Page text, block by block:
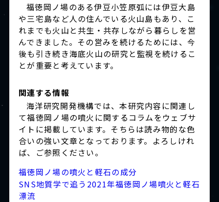
福徳岡ノ場のある伊豆小笠原弧には伊豆大島
や三宅島など人の住んでいる火山島もあり、こ
れまでも火山と共生・共存しながら暮らしを営
んできました。その営みを続けるためには、今
後も引き続き海底火山の研究と監視を続けるこ
とが重要と考えています。
関連する情報
海洋研究開発機構では、本研究内容に関連し
て福徳岡ノ場の噴火に関するコラムをウェブサ
イトに掲載しています。そちらは読み物的な色
合いの強い文章となっております。よろしけれ
ば、ご参照ください。
福徳岡ノ場の噴火と軽石の成分
SNS地質学で追う2021年福徳岡ノ場噴火と軽石
漂流